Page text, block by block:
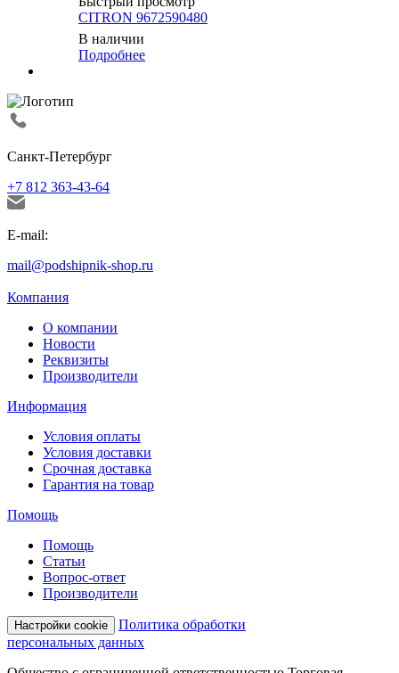
CITRON 9672590480
В наличии
Подробнее
Санкт-Петербург
+7 812 363-43-64
E-mail:
mail@podshipnik-shop.ru
Компания
О компании
Новости
Реквизиты
Производители
Информация
Условия оплаты
Условия доставки
Срочная доставка
Гарантия на товар
Помощь
Помощь
Статьи
Вопрос-ответ
Производители
Настройки cookie
Политика обработки
персональных данных